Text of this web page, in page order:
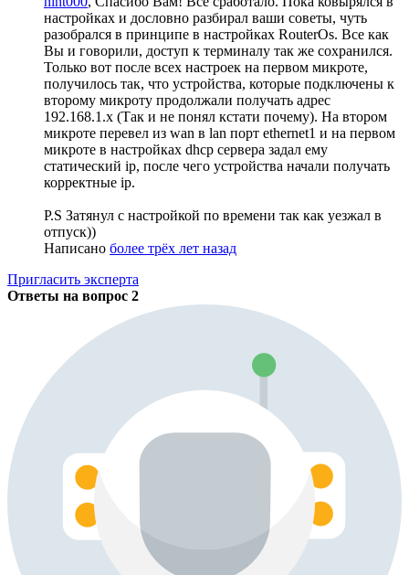
настройках и дословно разбирал ваши советы, чуть
разобрался в принципе в настройках RouterOs. Все как
Вы и говорили, доступ к терминалу так же сохранился.
Только вот после всех настроек на первом микроте,
получилось так, что устройства, которые подключены к
второму микроту продолжали получать адрес
192.168.1.х (Так и не понял кстати почему). На втором
микроте перевел из wan в lan порт ethernet1 и на первом
микроте в настройках dhcp сервера задал ему
статический ip, после чего устройства начали получать
корректные ip.
P.S Затянул с настройкой по времени так как уезжал в
отпуск))
Написано более трёх лет назад
Пригласить эксперта
Ответы на вопрос 2